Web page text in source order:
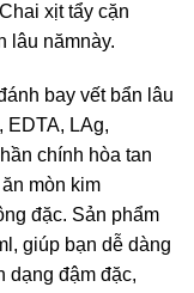
xịt tẩy cặn
lâu nămnày.
bay vết bẩn lâu
EDTA, LAg,
chính hòa tan
mòn kim
đặc. Sản phẩm
giúp bạn dễ dàng
dạng đậm đặc,